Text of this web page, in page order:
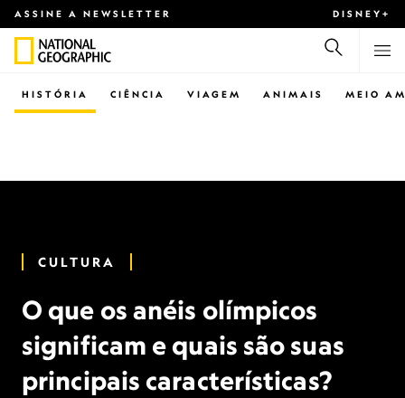
ASSINE A NEWSLETTER DISNEY+
CIÊNCIA VIAGEM ANIMAIS
HISTÓRIA MEIO
CULTURA
O que os anéis olímpicos
significam e quais são suas
principais características?